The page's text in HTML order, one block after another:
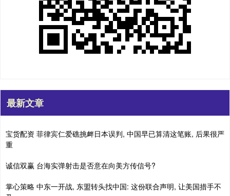
最新文章
宝货配资 菲律宾仁爱礁挑衅日本误判, 中国早已算清这笔账, 后果很严
重
诚信双赢 台海实弹射击是否意在向美方传信号?
掌心策略 中东一开战, 东盟转头找中国: 这份联合声明, 让美国措手不